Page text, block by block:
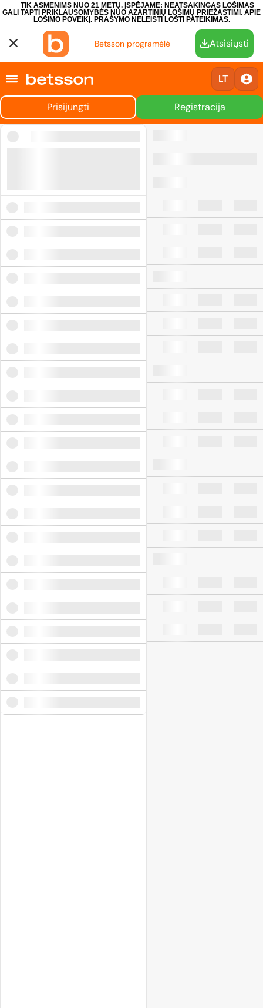
TIK ASMENIMS NUO 21 METŲ. ĮSPĖJAME: NEATSAKINGAS LOŠIMAS
GALI TAPTI PRIKLAUSOMYBĖS NUO AZARTINIŲ LOŠIMŲ PRIEŽASTIMI. APIE
LOŠIMO POVEIKĮ. PRAŠYMO NELEISTI LOŠTI PATEIKIMAS.
Betsson programėlė Atsisiųsti
LT
Prisijungti Registracija